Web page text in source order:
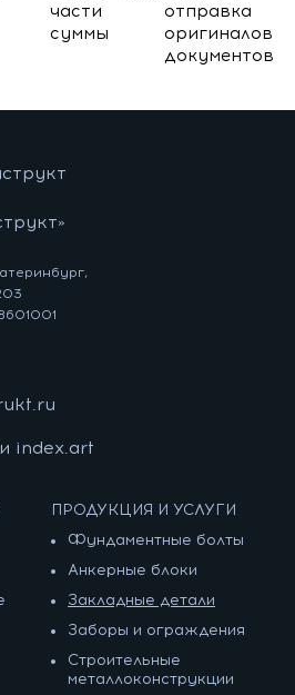
части
суммы
отправка
оригиналов
документов
ПРОДУКЦИЯ И УСЛУГИ
Фундаментные болты
Анкерные блоки
Закладные детали
Заборы и ограждения
Строительные
металлоконструкции